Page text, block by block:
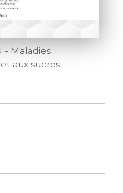
- Maladies
aux sucres